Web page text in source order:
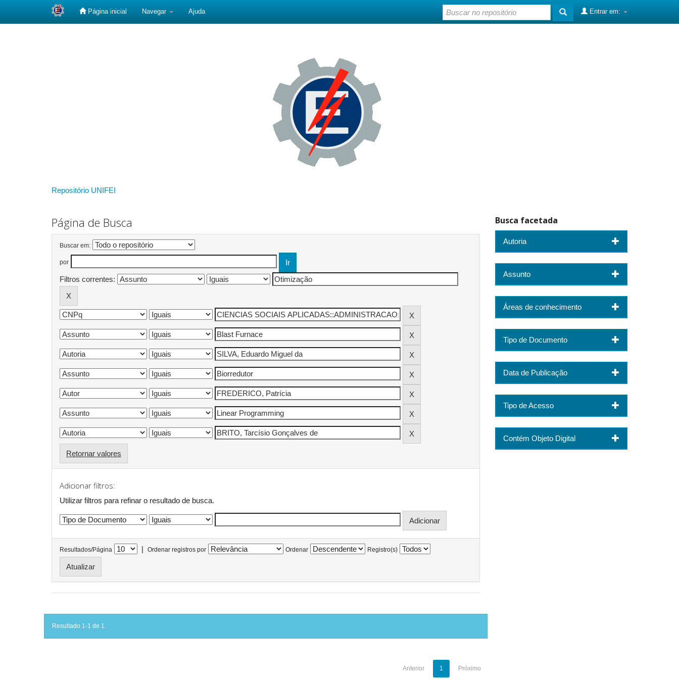
Página inicial Navegar Ajuda Entrar em:
Repositório UNIFEI
Página de Busca
Buscar em:
por
Filtros correntes:
Retornar valores
Adicionar filtros:
Utilizar filtros para refinar o resultado de busca.
Resultados/Página | Ordenar registros por Ordenar Registro(s)
Resultado 1-1 de 1.
Anterior 1 Próximo
Busca facetada
Autoria
Assunto
Áreas de conhecimento
Tipo de Documento
Data de Publicação
Tipo de Acesso
Contém Objeto Digital